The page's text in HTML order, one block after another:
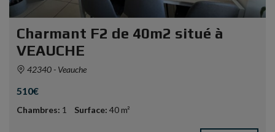
Charmant F2 de 40m2 situé à
VEAUCHE
42340 - Veauche
510€
Chambres: 1 Surface: 40 m²